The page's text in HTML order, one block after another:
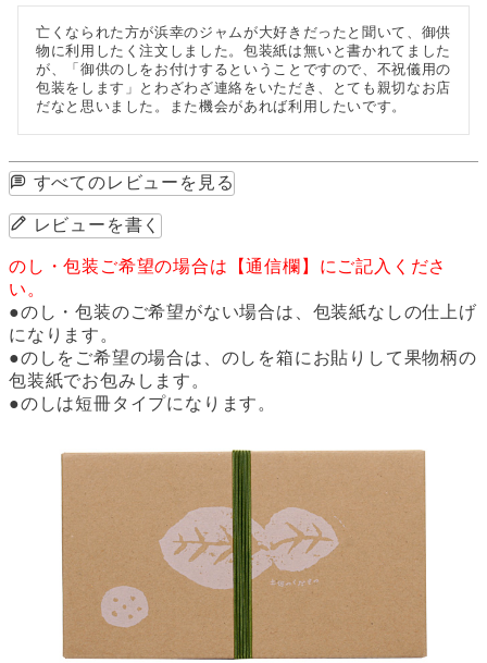
亡くなられた方が浜幸のジャムが大好きだったと聞いて、御供
物に利用したく注文しました。包装紙は無いと書かれてました
が、「御供のしをお付けするということですので、不祝儀用の
包装をします」とわざわざ連絡をいただき、とても親切なお店
だなと思いました。また機会があれば利用したいです。
すべてのレビューを見る
レビューを書く
のし・包装ご希望の場合は【通信欄】にご記入くださ
い。
●のし・包装のご希望がない場合は、包装紙なしの仕上げ
になります。
●のしをご希望の場合は、のしを箱にお貼りして果物柄の
包装紙でお包みします。
●のしは短冊タイプになります。